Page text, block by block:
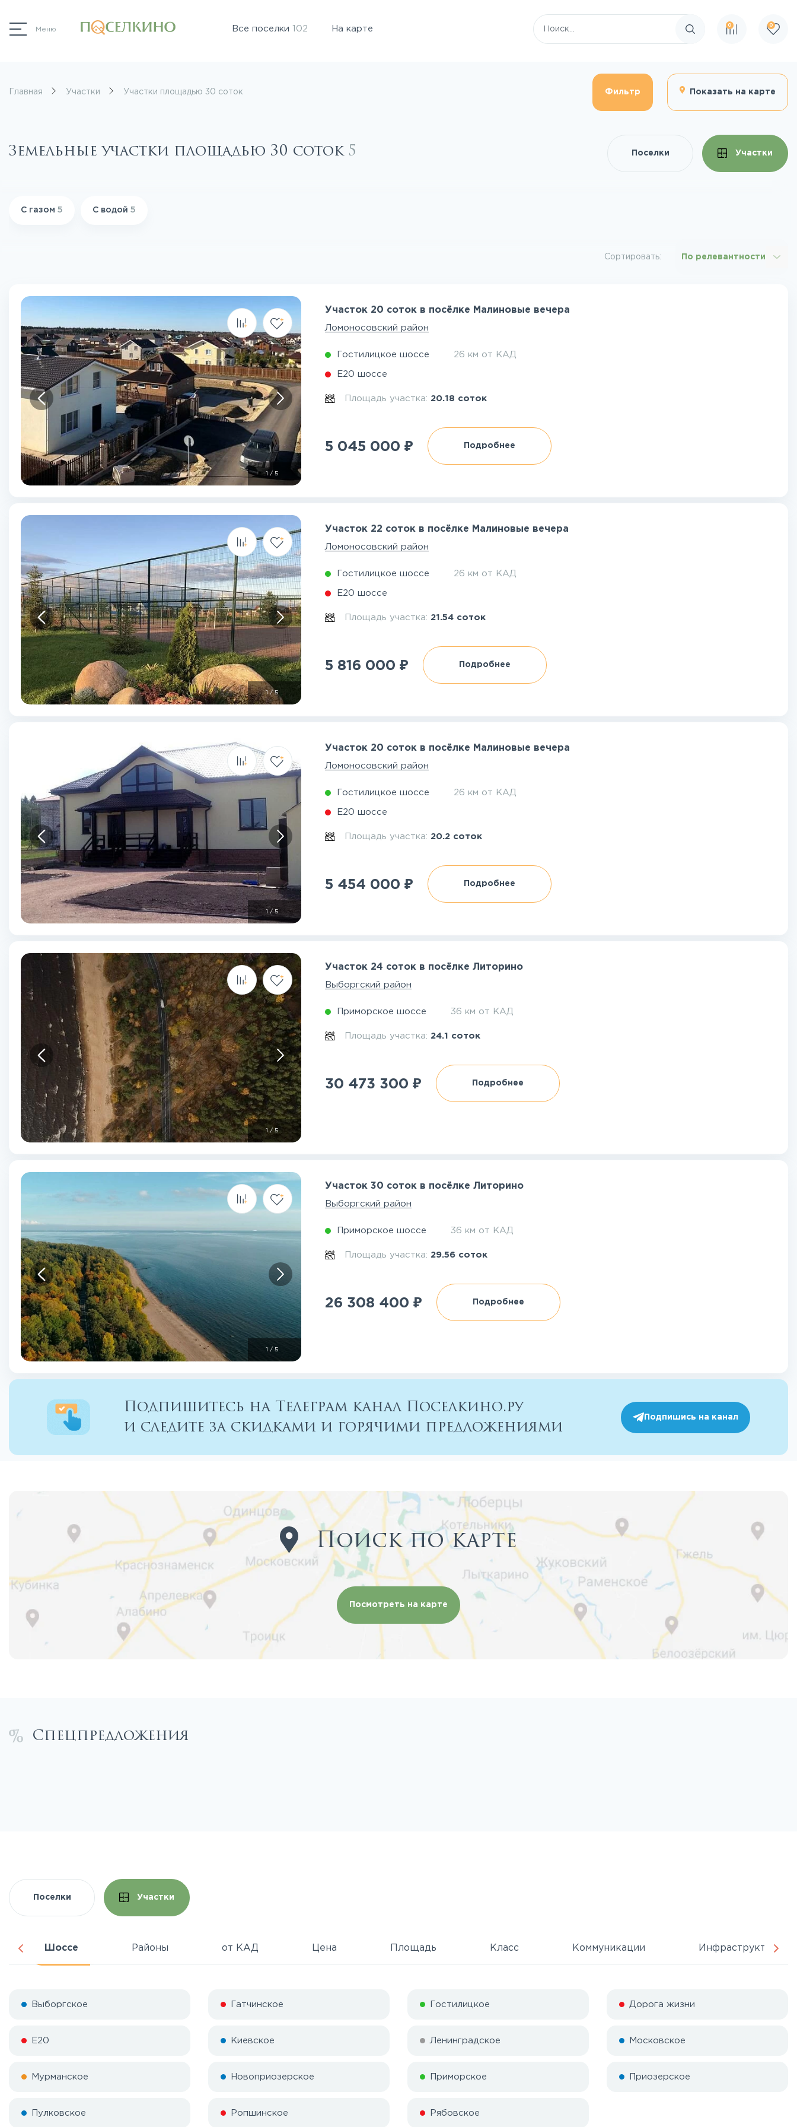
Меню Все поселки 102 На карте
Поиск по сайту
0 0
Главная Участки Участки площадью 30 соток Фильтр Показать на карте
Земельные участки площадью 30 соток 5 Поселки Участки
С газом 5 С водой 5
Сортировать: По релевантности
/5
Участок 20 соток в посёлке Малиновые вечера
Ломоносовский район
Гостилицкое шоссе 26 км от КАД
Е20 шоссе
Площадь участка: 20.18 соток
5 045 000 ₽ Подробнее
1/5
Участок 22 соток в посёлке Малиновые вечера
Ломоносовский район
Гостилицкое шоссе 26 км от КАД
Е20 шоссе
Площадь участка: 21.54 соток
5 816 000 ₽ Подробнее
1/5
Участок 20 соток в посёлке Малиновые вечера
Ломоносовский район
Гостилицкое шоссе 26 км от КАД
Е20 шоссе
Площадь участка: 20.2 соток
5 454 000 ₽ Подробнее
/5
Участок 24 соток в посёлке Литорино
Выборгский район
Приморское шоссе 36 км от КАД
Площадь участка: 24.1 соток
30 473 300 ₽ Подробнее
/5
Участок 30 соток в посёлке Литорино
Выборгский район
Приморское шоссе 36 км от КАД
Площадь участка: 29.56 соток
26 308 400 ₽ Подробнее
Подпишитесь на Телеграм канал Поселкино.ру
и следите за скидками и горячими предложениями
Подпишись на канал
Поиск по карте
Посмотреть на карте
Спецпредложения
Поселки Участки
Шоссе Районы от КАД Цена Площадь Класс Коммуникации Инфраструктура
Выборгское Гатчинское Гостилицкое Дорога жизни
Е20 Киевское Ленинградское Московское
Мурманское Новоприозерское Приморское Приозерское
Пулковское Ропшинское Рябовское